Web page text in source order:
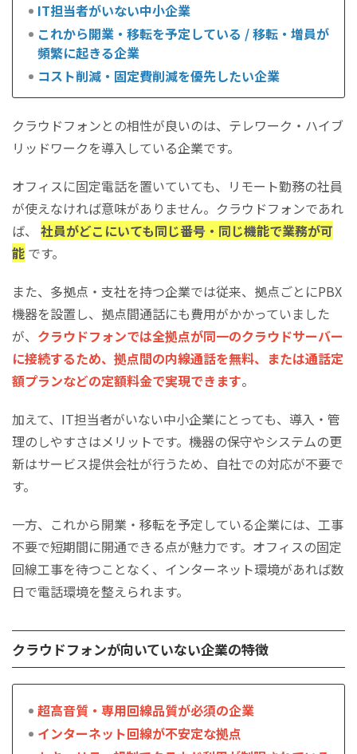
IT担当者がいない中小企業
これから開業・移転を予定している / 移転・増員が
頻繁に起きる企業
コスト削減・固定費削減を優先したい企業
クラウドフォンとの相性が良いのは、テレワーク・ハイブ
リッドワークを導入している企業です。
オフィスに固定電話を置いていても、リモート勤務の社員
が使えなければ意味がありません。クラウドフォンであれ
ば、 社員がどこにいても同じ番号・同じ機能で業務が可
能 です。
また、多拠点・支社を持つ企業では従来、拠点ごとにPBX
機器を設置し、拠点間通話にも費用がかかっていました
が、 クラウドフォンでは全拠点が同一のクラウドサーバー
に接続するため、拠点間の内線通話を無料、または通話定
額プランなどの定額料金で実現できます。
加えて、IT担当者がいない中小企業にとっても、導入・管
理のしやすさはメリットです。機器の保守やシステムの更
新はサービス提供会社が行うため、自社での対応が不要で
す。
一方、これから開業・移転を予定している企業には、工事
不要で短期間に開通できる点が魅力です。オフィスの固定
回線工事を待つことなく、インターネット環境があれば数
日で電話環境を整えられます。
クラウドフォンが向いていない企業の特徴
超高音質・専用回線品質が必須の企業
インターネット回線が不安定な拠点